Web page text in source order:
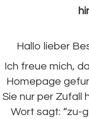
Hallo lieber
Ich freue mich,
Homepage
Sie nur per Zufall
Wort sagt: “zu-